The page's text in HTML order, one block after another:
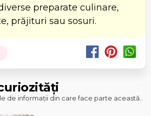
preparate culinare,
prăjituri sau sosuri.
de informații din care face parte această..